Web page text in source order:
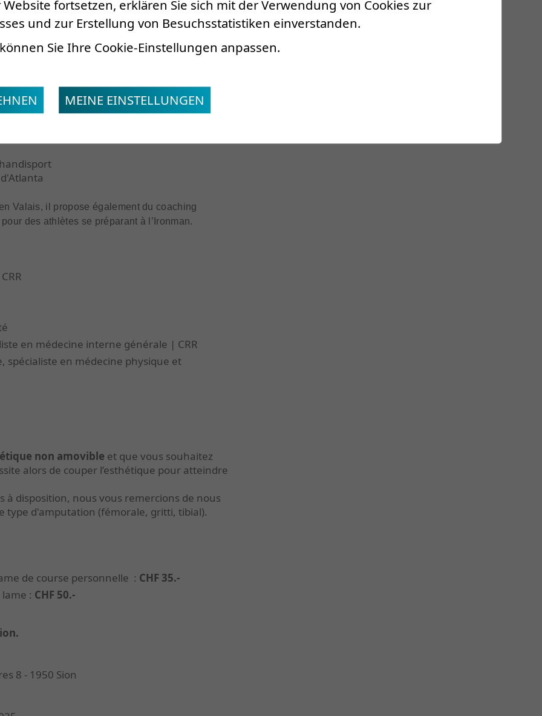
selon la météo
par la Médecine du sport
Bachelard
Valais, il propose également du coaching
des athlètes se préparant à l’Ironman.
en médecine interne générale | CRR
spécialiste en médecine physique et
non amovible et que vous souhaitez
alors de couper l’esthétique pour atteindre
à disposition, nous vous remercions de nous
type d'amputation (fémorale, gritti, tibial).
de course personnelle : CHF 35.-
: CHF 50.-
8 - 1950 Sion
fortsetzen, erklären Sie sich mit der Verwendung von Cookies zur
und zur Erstellung von Besuchsstatistiken einverstanden.
Sie Ihre Cookie-Einstellungen anpassen.
MEINE EINSTELLUNGEN